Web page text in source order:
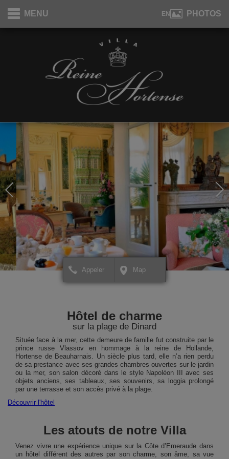
MENU EN PHOTOS
Leaflet| Map data © contributors
sur votre destination,
cliquez ICI.
×
Leaflet| Map data © contributors
Appeler Map
Hôtel de charme
sur la plage de Dinard
Située face à la mer, cette demeure de famille fut construite par le
prince russe Vlassov en hommage à la reine de Hollande,
Hortense de Beauharnais. Un siècle plus tard, elle n’a rien perdu
de sa prestance avec ses grandes chambres ouvertes sur le jardin
ou la mer, son salon décoré dans le style Napoléon III avec ses
objets anciens, ses tableaux, ses souvenirs, sa loggia prolongé
par une terrasse et son accès privé à la plage.
Découvrir l'hôtel
Les atouts de notre Villa
Venez vivre une expérience unique sur la Côte d’Emeraude dans
un hôtel différent des autres par son charme, son âme, sa vue